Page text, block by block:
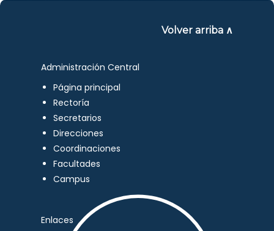
Volver arriba ∧
Administración Central
Página principal
Rectoría
Secretarios
Direcciones
Coordinaciones
Facultades
Campus
Enlaces